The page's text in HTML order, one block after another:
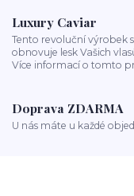
Luxury Caviar
Tento revoluční výrobek
obnovuje lesk Vašich
Více informací o tomto
Doprava ZDARMA
U nás máte u každé